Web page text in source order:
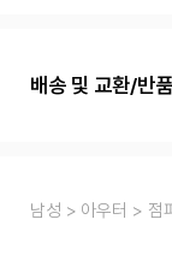
배송 및 교환/반
남성 아우터 점